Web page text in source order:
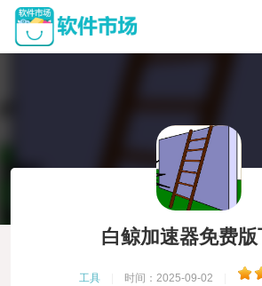
白鲸加速器免费
工具 时间：2025-09-02